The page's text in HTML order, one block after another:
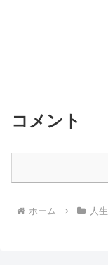
コメント
ホーム 人